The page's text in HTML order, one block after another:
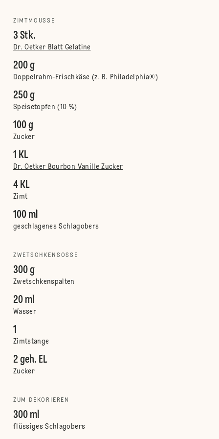
ZIMTMOUSSE
3 Stk.
Dr. Oetker Blatt Gelatine
200 g
Doppelrahm-Frischkäse (z. B. Philadelphia®)
250 g
Speisetopfen (10 %)
100 g
Zucker
1 KL
Dr. Oetker Bourbon Vanille Zucker
4 KL
Zimt
100 ml
geschlagenes Schlagobers
ZWETSCHKENSOSSE
300 g
Zwetschkenspalten
20 ml
Wasser
1
Zimtstange
2 geh. EL
Zucker
ZUM DEKORIEREN
300 ml
flüssiges Schlagobers